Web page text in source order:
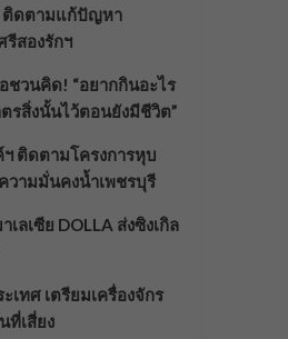
ติดตามแก้ปัญหา
รีสองรักฯ
ชวนคิด! “อยากกินอะไร
รสิ่งนั้นไว้ตอนยังมีชีวิต”
ฯ ติดตามโครงการหุบ
วามมั่นคงน้ำเพชรบุรี
เลเซีย DOLLA ส่งซิงเกิล
เทศ เตรียมเครื่องจักร
ที่เสี่ยง